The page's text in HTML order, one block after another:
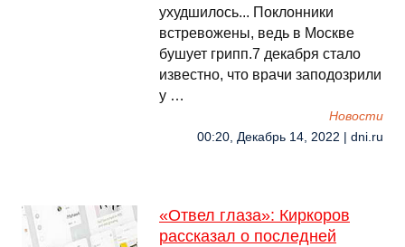
ухудшилось... Поклонники
встревожены, ведь в Москве
бушует грипп.7 декабря стало
известно, что врачи заподозрили
у …
Новости
00:20, Декабрь 14, 2022 | dni.ru
«Отвел глаза»: Киркоров
рассказал о последней